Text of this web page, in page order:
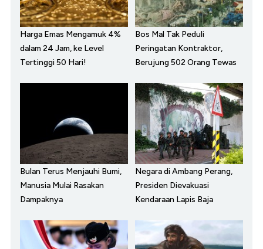
Harga Emas Mengamuk 4%
dalam 24 Jam, ke Level
Tertinggi 50 Hari!
Bos Mal Tak Peduli
Peringatan Kontraktor,
Berujung 502 Orang Tewas
Bulan Terus Menjauhi Bumi,
Manusia Mulai Rasakan
Dampaknya
Negara di Ambang Perang,
Presiden Dievakuasi
Kendaraan Lapis Baja